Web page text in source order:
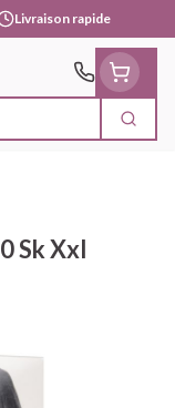
Livraison rapide
Sk Xxl